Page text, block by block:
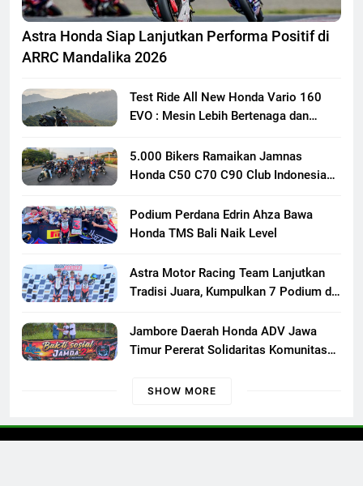
Astra Honda Siap Lanjutkan Performa Positif di
ARRC Mandalika 2026
Test Ride All New Honda Vario 160
EVO : Mesin Lebih Bertenaga dan
5.000 Bikers Ramaikan Jamnas
Honda C50 C70 C90 Club Indonesia
Persaudaraan Pecinta Motor Klasik
Honda
Podium Perdana Edrin Ahza Bawa
Honda TMS Bali Naik Level
Astra Motor Racing Team Lanjutkan
Tradisi Juara, Kumpulkan 7 Podium di
Jambore Daerah Honda ADV Jawa
Timur Pererat Solidaritas Komunitas
di Banyuwangi
SHOW MORE